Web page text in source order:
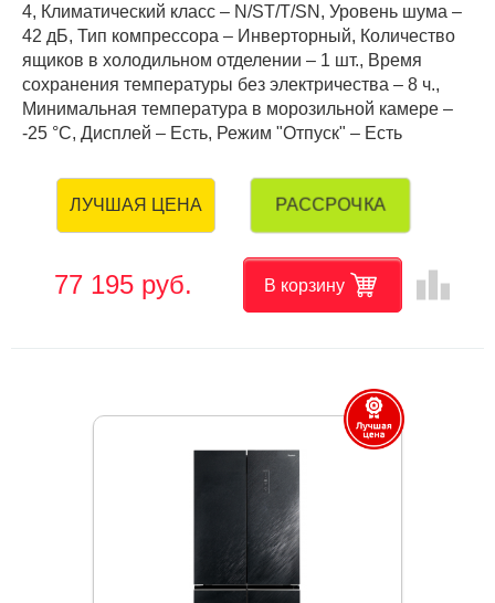
4, Климатический класс – N/ST/T/SN, Уровень шума –
42 дБ, Тип компрессора – Инверторный, Количество
ящиков в холодильном отделении – 1 шт., Время
сохранения температуры без электричества – 8 ч.,
Минимальная температура в морозильной камере –
-25 °C, Дисплей – Есть, Режим "Отпуск" – Есть
ЛУЧШАЯ ЦЕНА РАССРОЧКА
77 195 руб. В корзину leaderboard